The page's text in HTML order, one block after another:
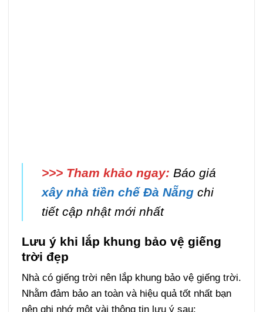
>>> Tham khảo ngay: Báo giá
xây nhà tiền chế Đà Nẵng chi
tiết cập nhật mới nhất
Lưu ý khi lắp khung bảo vệ giếng
trời đẹp
Nhà có giếng trời nên lắp khung bảo vệ giếng trời.
Nhằm đảm bảo an toàn và hiệu quả tốt nhất bạn
nên ghi nhớ một vài thông tin lưu ý sau: